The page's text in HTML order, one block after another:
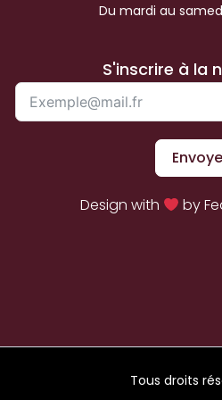
Du mardi au
S'inscrire à la
Design with by
Tous droits